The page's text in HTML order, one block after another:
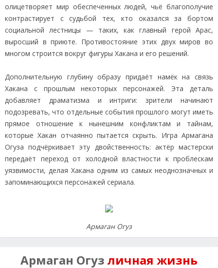
олицетворяет мир обеспеченных людей, чьё благополучие
контрастирует с судьбой тех, кто оказался за бортом
социальной лестницы — таких, как главный герой Арас,
выросший в приюте. Противостояние этих двух миров во
многом строится вокруг фигуры Хакана и его решений.
Дополнительную глубину образу придаёт намёк на связь
Хакана с прошлым некоторых персонажей. Эта деталь
добавляет драматизма и интриги: зрители начинают
подозревать, что отдельные события прошлого могут иметь
прямое отношение к нынешним конфликтам и тайнам,
которые Хакан отчаянно пытается скрыть. Игра Армагана
Огуза подчёркивает эту двойственность: актёр мастерски
передаёт переход от холодной властности к проблескам
уязвимости, делая Хакана одним из самых неоднозначных и
запоминающихся персонажей сериала.
Армаган Огуз
Армаган Огуз личная жизнь